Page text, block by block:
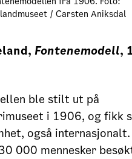
/ Carsten Aniksdal
Fontenemodell,
ble stilt ut på
i 1906, og fikk
også internasjonalt.
000 mennesker